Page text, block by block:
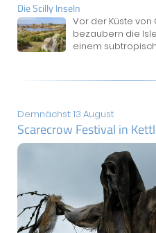
Die Scilly Inseln
Vor der Küste von
bezaubern die
einem
Demnächst: 13 August
Scarecrow Festival in